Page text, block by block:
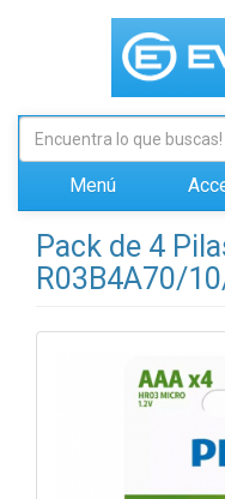
Menú
Pack de 4
R03B4A70/